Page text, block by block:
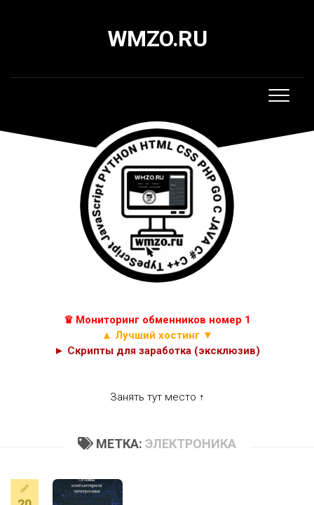
WMZO.RU
♛ Мониторинг обменников номер 1
▲ Лучший хостинг ▼
► Скрипты для заработка (эксклюзив)
Занять тут место ↑
МЕТКА: ЭЛЕКТРОНИКА